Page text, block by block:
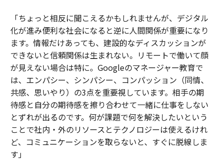
「ちょっと相反に聞こえるかもしれませんが、デジタル
化が進み便利な社会になると逆に人間関係が重要になり
ます。情報だけあっても、建設的なディスカッションが
できないと信頼関係は生まれない。リモートで働いて顔
が見えない場合は特に。Googleのマネージャー教育で
は、エンパシー、シンパシー、コンパッション（同情、
共感、思いやり）の3点を重要視しています。相手の期
待感と自分の期待感を擦り合わせて一緒に仕事をしない
とずれが出るのです。何が課題で何を解決したいという
ことで社内・外のリソースとテクノロジーは使えるけれ
ど、コミュニケーションを取らないと、すぐに脱線しま
す」